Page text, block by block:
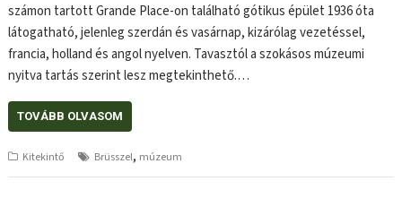
számon tartott Grande Place-on található gótikus épület 1936 óta
látogatható, jelenleg szerdán és vasárnap, kizárólag vezetéssel,
francia, holland és angol nyelven. Tavasztól a szokásos múzeumi
nyitva tartás szerint lesz megtekinthető.…
TOVÁBB OLVASOM
Kitekintő Brüsszel, múzeum